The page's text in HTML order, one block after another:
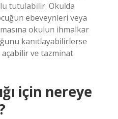
tutulabilir. Okulda
ebeveynleri veya
okulun ihmalkar
kanıtlayabilirlerse
açabilir ve tazminat
için nereye